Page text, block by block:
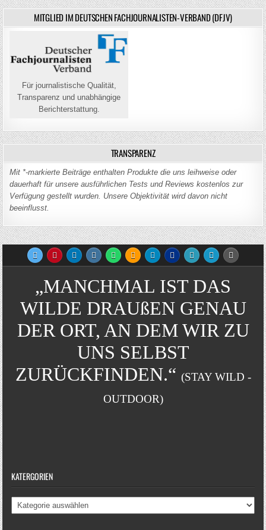
MITGLIED IM DEUTSCHEN FACHJOURNALISTEN-VERBAND (DFJV)
Für journalistische Qualität,
Transparenz und unabhängige
Berichterstattung.
TRANSPARENZ
Mit *-markierte Beiträge enthalten Produkte die uns leihweise oder
dauerhaft für unsere ausführlichen Tests und Reviews kostenlos zur
Verfügung gestellt wurden. Unsere Objektivität wird davon nicht
beeinflusst.
„MANCHMAL IST DAS
WILDE DRAUßEN GENAU
DER ORT, AN DEM WIR ZU
UNS SELBST
ZURÜCKFINDEN.“ (STAY WILD -
OUTDOOR)
KATERGORIEN
Katergorien